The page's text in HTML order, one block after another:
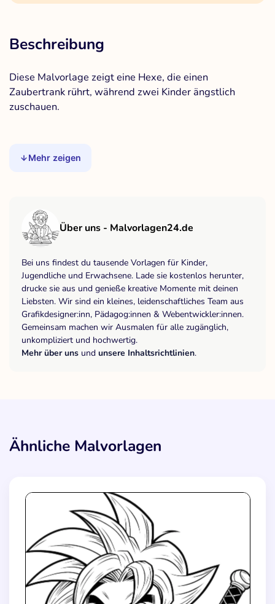
Beschreibung
Diese Malvorlage zeigt eine Hexe, die einen
Zaubertrank rührt, während zwei Kinder ängstlich
zuschauen.
Mehr zeigen
Über uns - Malvorlagen24.de
Bei uns findest du tausende Vorlagen für Kinder,
Jugendliche und Erwachsene. Lade sie kostenlos herunter,
drucke sie aus und genieße kreative Momente mit deinen
Liebsten. Wir sind ein kleines, leidenschaftliches Team aus
Grafikdesigner:inn, Pädagog:innen & Webentwickler:innen.
Gemeinsam machen wir Ausmalen für alle zugänglich,
unkompliziert und hochwertig.
Mehr über uns und unsere Inhaltsrichtlinien.
Ähnliche Malvorlagen